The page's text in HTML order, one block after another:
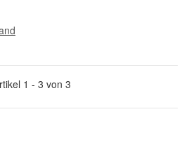
1 - 3 von 3